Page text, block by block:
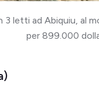
3 letti ad Abiquiu, al
per 899.000